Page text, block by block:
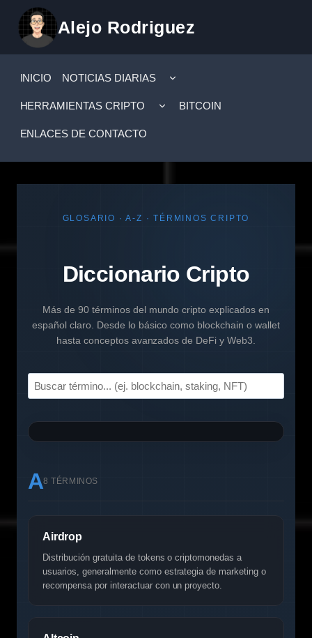
contenido
Alejo Rodriguez
INICIO NOTICIAS DIARIAS
ALTERNAR
HERRAMIENTAS CRIPTO
ALTERNAR
MENÚ
BITCOIN
ENLACES DE CONTACTO
GLOSARIO · A-Z · TÉRMINOS CRIPTO
Diccionario Cripto
Más de 90 términos del mundo cripto explicados en
español claro. Desde lo básico como blockchain o wallet
hasta conceptos avanzados de DeFi y Web3.
A8 TÉRMINOS
Airdrop
Distribución gratuita de tokens o criptomonedas a
usuarios, generalmente como estrategia de marketing o
recompensa por interactuar con un proyecto.